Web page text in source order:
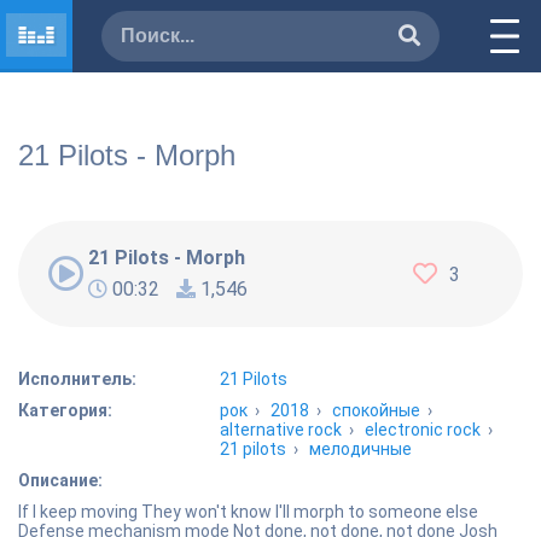
21 Pilots - Morph
21 Pilots - Morph
00:32
1,546
3
Исполнитель:
21 Pilots
Категория:
рок › 2018 ›спокойные ›
alternative rock ›electronic rock ›
21 pilots ›мелодичные
Описание:
If I keep moving They won't know I'll morph to someone else
Defense mechanism mode Not done, not done, not done Josh